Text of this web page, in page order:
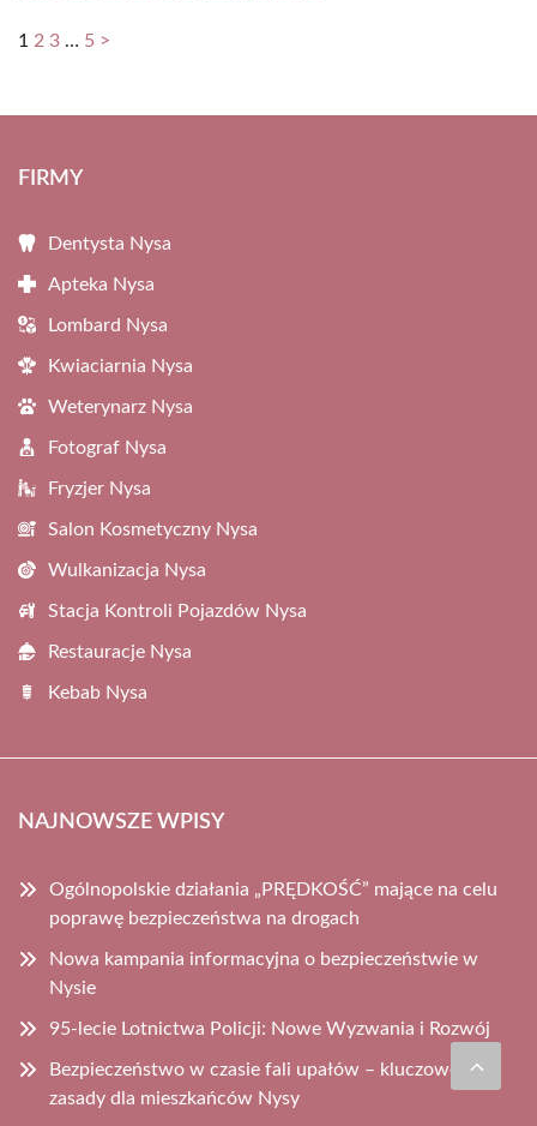
1 2 3 … 5 >
FIRMY
Dentysta Nysa
Apteka Nysa
Lombard Nysa
Kwiaciarnia Nysa
Weterynarz Nysa
Fotograf Nysa
Fryzjer Nysa
Salon Kosmetyczny Nysa
Wulkanizacja Nysa
Stacja Kontroli Pojazdów Nysa
Restauracje Nysa
Kebab Nysa
NAJNOWSZE WPISY
Ogólnopolskie działania „PRĘDKOŚĆ” mające na celu
poprawę bezpieczeństwa na drogach
Nowa kampania informacyjna o bezpieczeństwie w
Nysie
95-lecie Lotnictwa Policji: Nowe Wyzwania i Rozwój
Bezpieczeństwo w czasie fali upałów – kluczowe
zasady dla mieszkańców Nysy